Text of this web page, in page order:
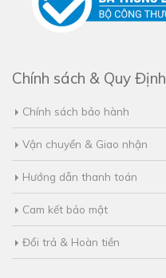
Chính sách & Quy Định
Chính sách bảo hành
Vận chuyển & Giao nhận
Hướng dẫn thanh toán
Cam kết bảo mật
Đổi trả & Hoàn tiền